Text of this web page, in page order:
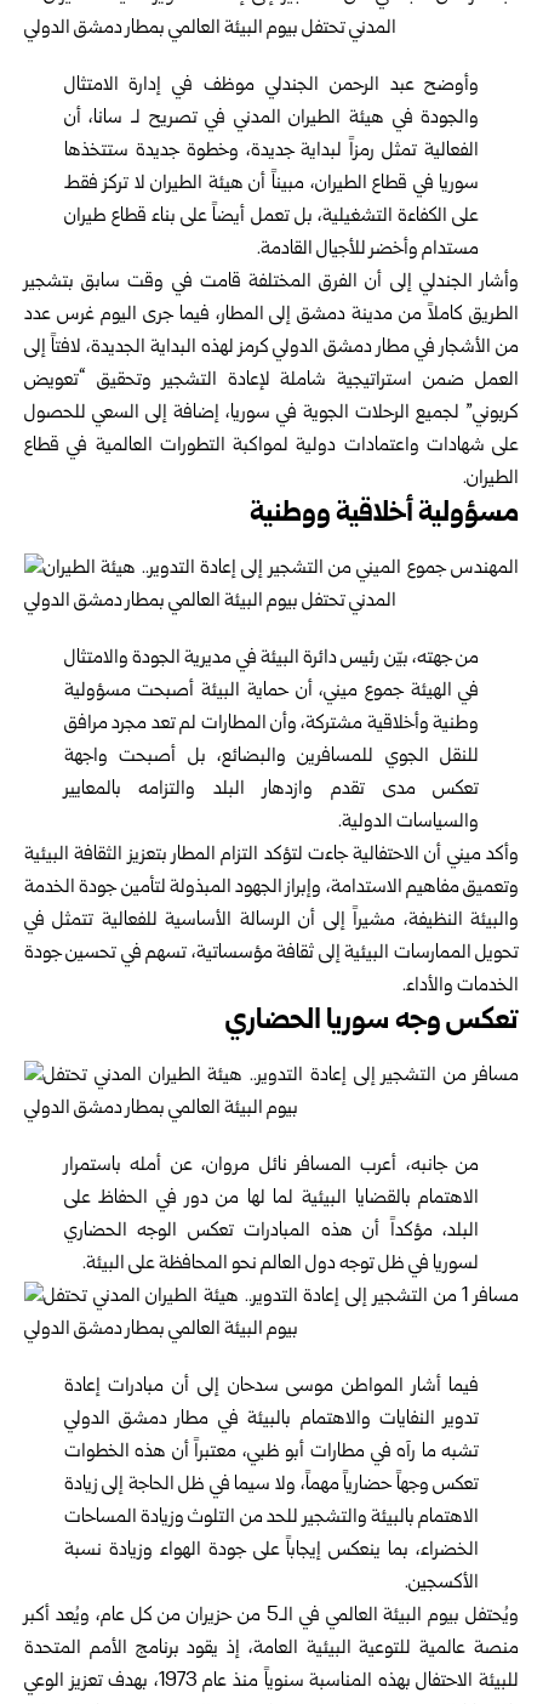
وأوضح عبد الرحمن الجندلي موظف في إدارة الامتثال
والجودة في هيئة الطيران المدني في تصريح لـ سانا، أن
الفعالية تمثل رمزاً لبداية جديدة، وخطوة جديدة ستتخذها
سوريا في قطاع الطيران، مبيناً أن هيئة الطيران لا تركز فقط
على الكفاءة التشغيلية، بل تعمل أيضاً على بناء قطاع طيران
مستدام وأخضر للأجيال القادمة.
وأشار الجندلي إلى أن الفرق المختلفة قامت في وقت سابق بتشجير
الطريق كاملاً من مدينة دمشق إلى المطار، فيما جرى اليوم غرس عدد
من الأشجار في مطار دمشق الدولي كرمز لهذه البداية الجديدة، لافتاً إلى
العمل ضمن استراتيجية شاملة لإعادة التشجير وتحقيق “تعويض
كربوني” لجميع الرحلات الجوية في سوريا، إضافة إلى السعي للحصول
على شهادات واعتمادات دولية لمواكبة التطورات العالمية في قطاع
الطيران.
مسؤولية أخلاقية ووطنية
من جهته، بيّن رئيس دائرة البيئة في مديرية الجودة والامتثال
في الهيئة جموع ميني، أن حماية البيئة أصبحت مسؤولية
وطنية وأخلاقية مشتركة، وأن المطارات لم تعد مجرد مرافق
للنقل الجوي للمسافرين والبضائع، بل أصبحت واجهة
تعكس مدى تقدم وازدهار البلد والتزامه بالمعايير
والسياسات الدولية.
وأكد ميني أن الاحتفالية جاءت لتؤكد التزام المطار بتعزيز الثقافة البيئية
وتعميق مفاهيم الاستدامة، وإبراز الجهود المبذولة لتأمين جودة الخدمة
والبيئة النظيفة، مشيراً إلى أن الرسالة الأساسية للفعالية تتمثل في
تحويل الممارسات البيئية إلى ثقافة مؤسساتية، تسهم في تحسين جودة
الخدمات والأداء.
تعكس وجه سوريا الحضاري
من جانبه، أعرب المسافر نائل مروان، عن أمله باستمرار
الاهتمام بالقضايا البيئية لما لها من دور في الحفاظ على
البلد، مؤكداً أن هذه المبادرات تعكس الوجه الحضاري
لسوريا في ظل توجه دول العالم نحو المحافظة على البيئة.
فيما أشار المواطن موسى سدحان إلى أن مبادرات إعادة
تدوير النفايات والاهتمام بالبيئة في مطار دمشق الدولي
تشبه ما رآه في مطارات أبو ظبي، معتبراً أن هذه الخطوات
تعكس وجهاً حضارياً مهماً، ولا سيما في ظل الحاجة إلى زيادة
الاهتمام بالبيئة والتشجير للحد من التلوث وزيادة المساحات
الخضراء، بما ينعكس إيجاباً على جودة الهواء وزيادة نسبة
الأكسجين.
ويُحتفل بيوم البيئة العالمي في الـ5 من حزيران من كل عام، ويُعد أكبر
منصة عالمية للتوعية البيئية العامة، إذ يقود برنامج الأمم المتحدة
للبيئة الاحتفال بهذه المناسبة سنوياً منذ عام 1973، بهدف تعزيز الوعي